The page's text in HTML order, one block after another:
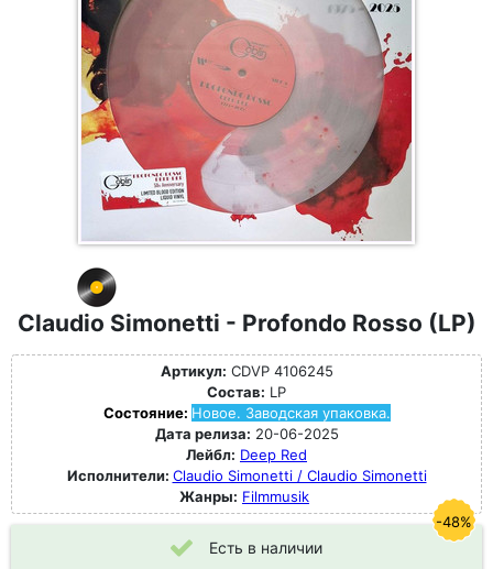
Claudio Simonetti - Profondo Rosso (LP)
Артикул: CDVP 4106245
Состав: LP
Состояние: Новое. Заводская упаковка.
Дата релиза: 20-06-2025
Лейбл: Deep Red
Исполнители: Claudio Simonetti / Claudio Simonetti
Жанры: Filmmusik
Есть в наличии
-48%